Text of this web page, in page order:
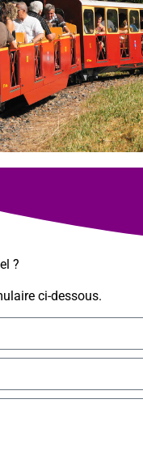
?
ci-dessous.